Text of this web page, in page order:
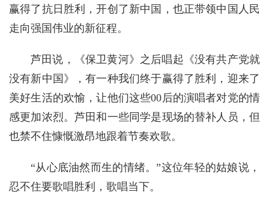
赢得了抗日胜利，开创了新中国，也正带领中国人民
走向强国伟业的新征程。
芦田说，《保卫黄河》之后唱起《没有共产党就
没有新中国》，有一种我们终于赢得了胜利，迎来了
美好生活的欢愉，让他们这些00后的演唱者对党的情
感更加浓烈。芦田和一些同学是现场的替补人员，但
也禁不住慷慨激昂地跟着节奏欢歌。
“从心底油然而生的情绪。”这位年轻的姑娘说，
忍不住要歌唱胜利，歌唱当下。